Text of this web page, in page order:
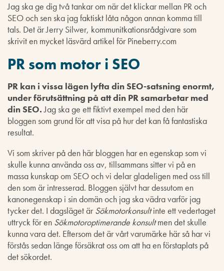
Jag ska ge dig två tankar om när det klickar mellan PR och
SEO och sen ska jag faktiskt låta någon annan komma till
tals. Det är Jerry Silwer, kommunitkationsrådgivare som
skrivit en mycket läsvärd artikel för Pineberry.com
PR som motor i SEO
PR kan i vissa lägen lyfta din SEO-satsning enormt,
under förutsättning på att din PR samarbetar med
din SEO.Jag ska ge ett fiktivt exempel med den här
bloggen som grund för att visa på hur det kan få fantastiska
resultat.
Vi som skriver på den här bloggen har en egenskap som vi
skulle kunna använda oss av, tillsammans sitter vi på en
massa kunskap om SEO och vi delar gladeligen med oss till
den som är intresserad. Bloggen självt har dessutom en
kanonegenskap i sin domän och jag ska vädra varför jag
tycker det. I dagsläget är Sökmotorkonsultinte ett vedertaget
uttryck för en Sökmotoroptimerande konsultmen det skulle
kunna vara det. Eftersom det är vårt varumärke här så har vi
förstås sedan länge försäkrat oss om att ha en förstaplats på
det sökordet.